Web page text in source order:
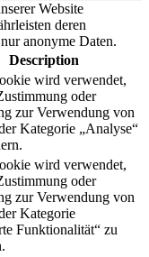
Website
deren
anonyme Daten.
Description
wird verwendet,
oder
zur Verwendung von
Kategorie „Analyse“
wird verwendet,
oder
zur Verwendung von
Kategorie
Funktionalität“ zu